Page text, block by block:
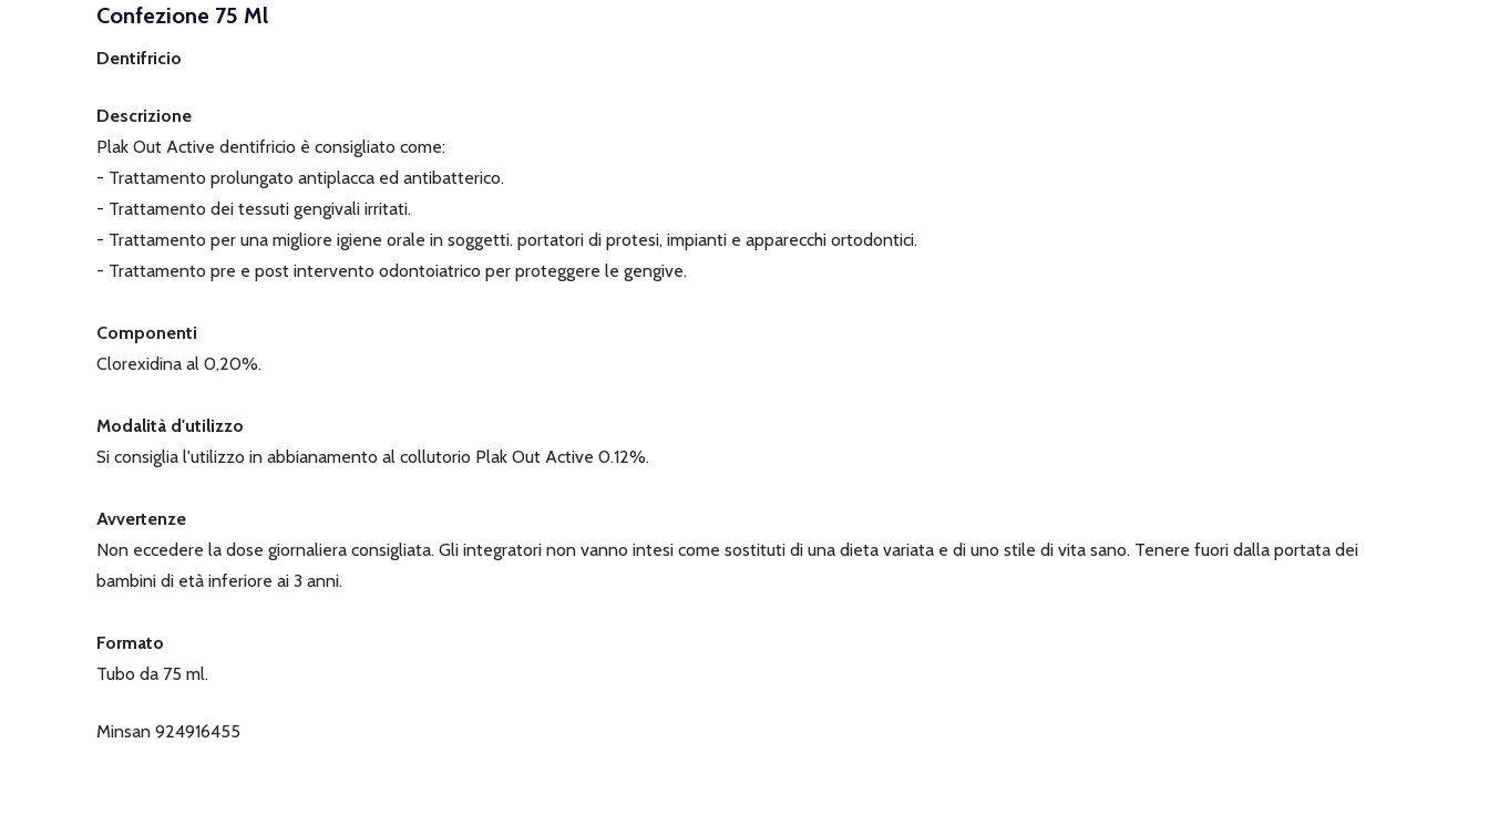
Confezione 75 Ml
Dentifricio
Descrizione
Plak Out Active dentifricio è consigliato come:
- Trattamento prolungato antiplacca ed antibatterico.
- Trattamento dei tessuti gengivali irritati.
- Trattamento per una migliore igiene orale in soggetti. portatori di protesi, impianti e apparecchi ortodontici.
- Trattamento pre e post intervento odontoiatrico per proteggere le gengive.
Componenti
Clorexidina al 0,20%.
Modalità d'utilizzo
Si consiglia l'utilizzo in abbianamento al collutorio Plak Out Active 0.12%.
Avvertenze
Non eccedere la dose giornaliera consigliata. Gli integratori non vanno intesi come sostituti di una dieta variata e di uno stile di vita sano. Tenere fuori dalla portata dei
bambini di età inferiore ai 3 anni.
Formato
Tubo da 75 ml.
Minsan 924916455